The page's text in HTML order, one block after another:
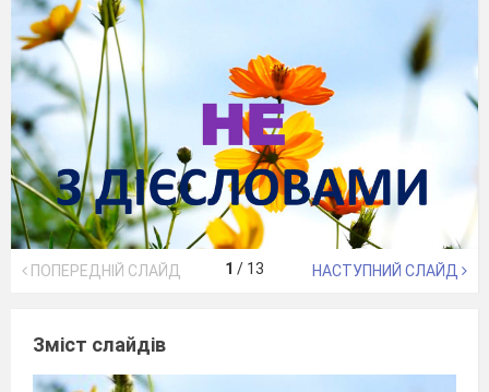
ПОПЕРЕДНІЙ СЛАЙД 1 / 13 НАСТУПНИЙ СЛАЙД
Зміст слайдів